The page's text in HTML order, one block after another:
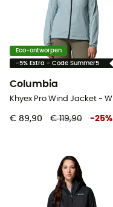
Eco-ontworpen
-5% Extra - Code Summer5
Columbia
€ 89,90 € 119,90 -25%